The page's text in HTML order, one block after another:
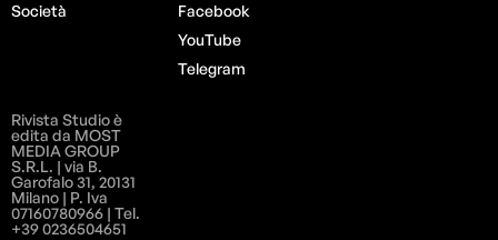
Società
Facebook
YouTube
Telegram
Rivista Studio è
edita da MOST
MEDIA GROUP
S.R.L. | via B.
Garofalo 31, 20131
Milano | P. Iva
07160780966 | Tel.
+39 0236504651